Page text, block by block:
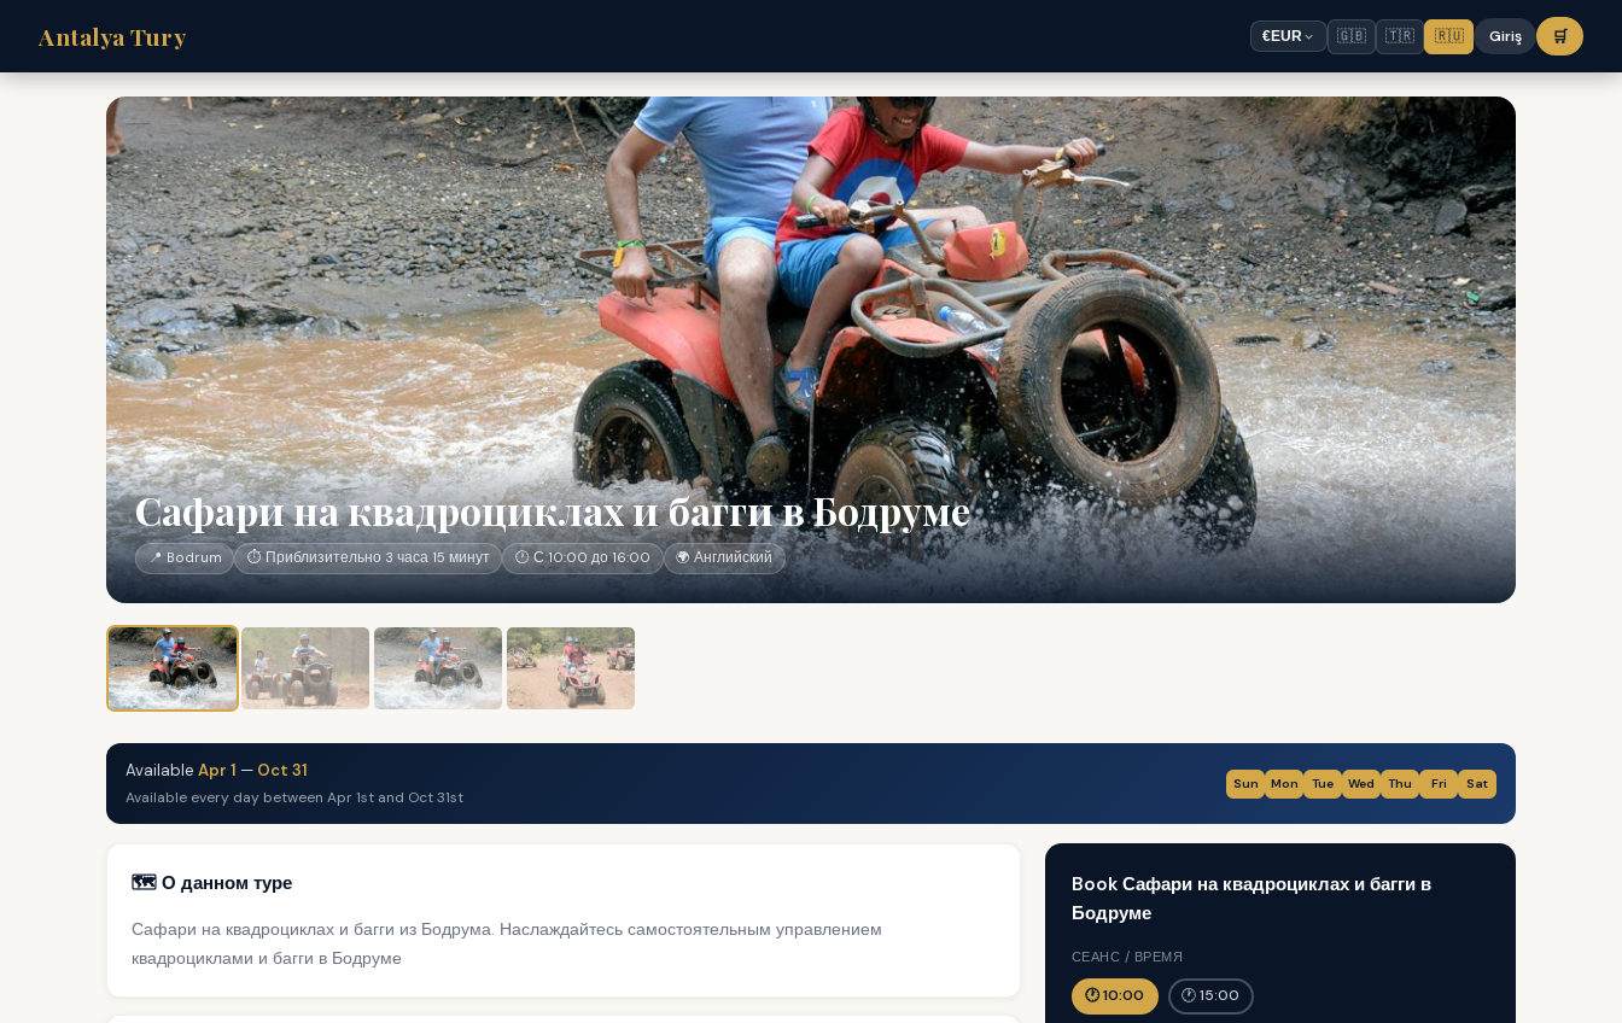
Antalya Tury €EUR 🇬🇧 🇹🇷 🇷🇺 Giriş 🛒
Сафари на квадроциклах и багги в Бодруме
📍 Bodrum ⏱ Приблизительно 3 часа 15 минут 🕐 С 10:00 до 16:00 🌍 Английский
Available Apr 1 — Oct 31
Available every day between Apr 1st and Oct 31st
Sun Mon Tue Wed Thu Fri Sat
🗺️ О данном туре
Сафари на квадроциклах и багги из Бодрума. Наслаждайтесь самостоятельным управлением
квадроциклами и багги в Бодруме
Book Сафари на квадроциклах и багги в
Бодруме
СЕАНС / ВРЕМЯ
🕐 10:00 🕐 15:00